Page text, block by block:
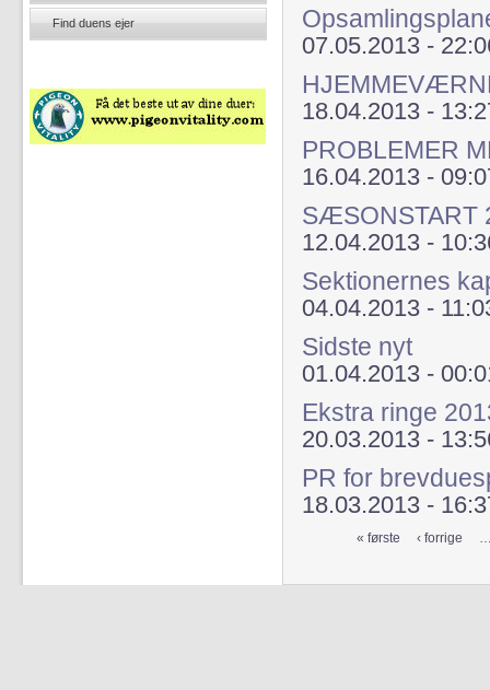
07.05.2013 -
18.04.2013 -
PROBLEMER
16.04.2013 -
SÆSONSTART
12.04.2013 -
Sektionernes
04.04.2013 -
Sidste nyt
01.04.2013 -
Ekstra ringe
20.03.2013 -
PR for
18.03.2013 -
« første ‹ forrige
Find duens ejer